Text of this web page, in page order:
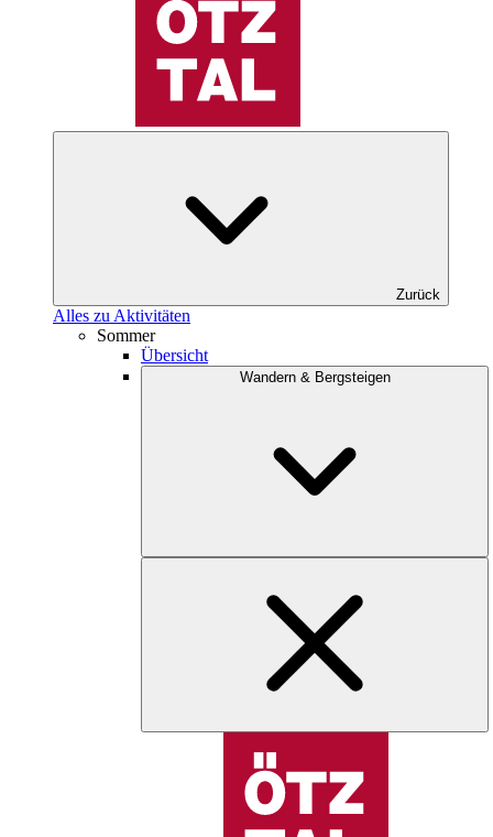
Zurück
Alles zu Aktivitäten
Sommer
Übersicht
Wandern & Bergsteigen